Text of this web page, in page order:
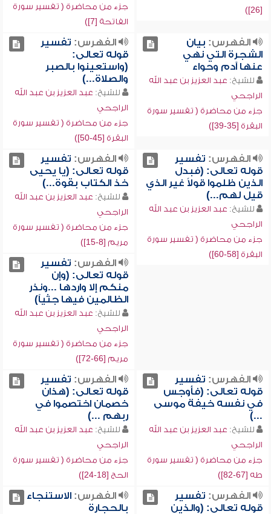
[26])
جزء من محاضرة ( تفسير سورة
الفاتحة [7])
الفهرس: بيان
الشجرة التي نهي
عنها آدم وحواء
للشيخ: عبد العزيز بن عبد الله
الراجحي
جزء من محاضرة ( تفسير سورة
البقرة [35-39])
الفهرس: تفسير
قوله تعالى:
(واستعينوا بالصبر
والصلاة...)
للشيخ: عبد العزيز بن عبد الله
الراجحي
جزء من محاضرة ( تفسير سورة
البقرة [45-50])
الفهرس: تفسير
قوله تعالى: (فبدل
الذين ظلموا قولاً غير الذي
قيل لهم...)
للشيخ: عبد العزيز بن عبد الله
الراجحي
جزء من محاضرة ( تفسير سورة
البقرة [58-60])
الفهرس: تفسير
قوله تعالى: (يا يحيى
خذ الكتاب بقوة...)
للشيخ: عبد العزيز بن عبد الله
الراجحي
جزء من محاضرة ( تفسير سورة
مريم [8-15])
الفهرس: تفسير
قوله تعالى: (وإن
منكم إلا واردها ...ونذر
الظالمين فيها جثياً)
للشيخ: عبد العزيز بن عبد الله
الراجحي
جزء من محاضرة ( تفسير سورة
مريم [66-72])
الفهرس: تفسير
قوله تعالى: (فأوجس
في نفسه خيفة موسى
...)
للشيخ: عبد العزيز بن عبد الله
الراجحي
جزء من محاضرة ( تفسير سورة
طه [67-82])
الفهرس: تفسير
قوله تعالى: (هذان
خصمان اختصموا في
ربهم ...)
للشيخ: عبد العزيز بن عبد الله
الراجحي
جزء من محاضرة ( تفسير سورة
الحج [18-24])
الفهرس: تفسير
قوله تعالى: (والذين
الفهرس:الاستنجاء
بالحجارة